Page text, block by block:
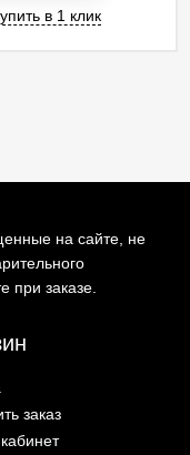
в 1 клик
на сайте, не
при заказе.
заказ